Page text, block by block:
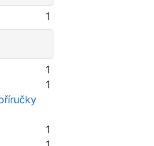
1
1
1
1